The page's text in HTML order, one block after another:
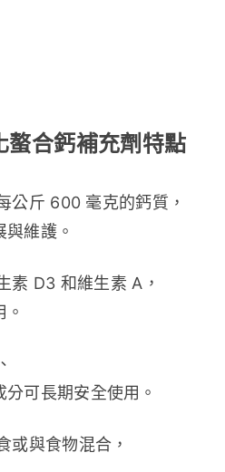
合鈣補充劑特點
公斤 600 毫克的鈣質，
維護。
素 D3 和維生素 A，
可長期安全使用。
或與食物混合，